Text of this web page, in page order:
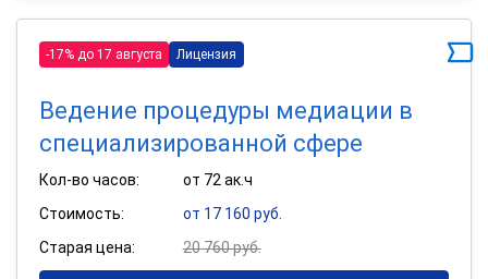
-17% до 17 августа Лицензия
Ведение процедуры медиации в
специализированной сфере
Кол-во часов:
от 72 ак.ч
Стоимость:
от 17 160 руб.
Старая цена:
20 760 руб.